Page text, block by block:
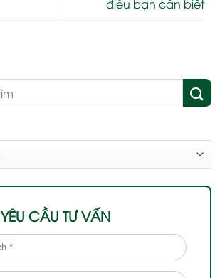
điều bạn cần biết
YÊU CẦU TƯ VẤN